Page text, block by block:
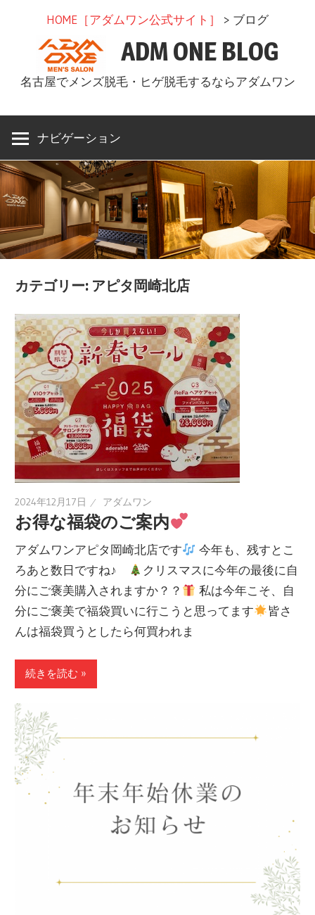
へ
ッ
プ
HOME［アダムワン公式サイト］ > ブログ
ADM ONE BLOG
名古屋でメンズ脱毛・ヒゲ脱毛するならアダムワン
ナビゲーション
カテゴリー: アピタ岡崎北店
2024年12月17日 アダムワン
お得な福袋のご案内
アダムワンアピタ岡崎北店です
今年も、残すとこ
ろあと数日ですね♪
クリスマスに今年の最後に自
分にご褒美購入されますか？？
私は今年こそ、自
分にご褒美で福袋買いに行こうと思ってます
皆さ
んは福袋買うとしたら何買われま
続きを読む »